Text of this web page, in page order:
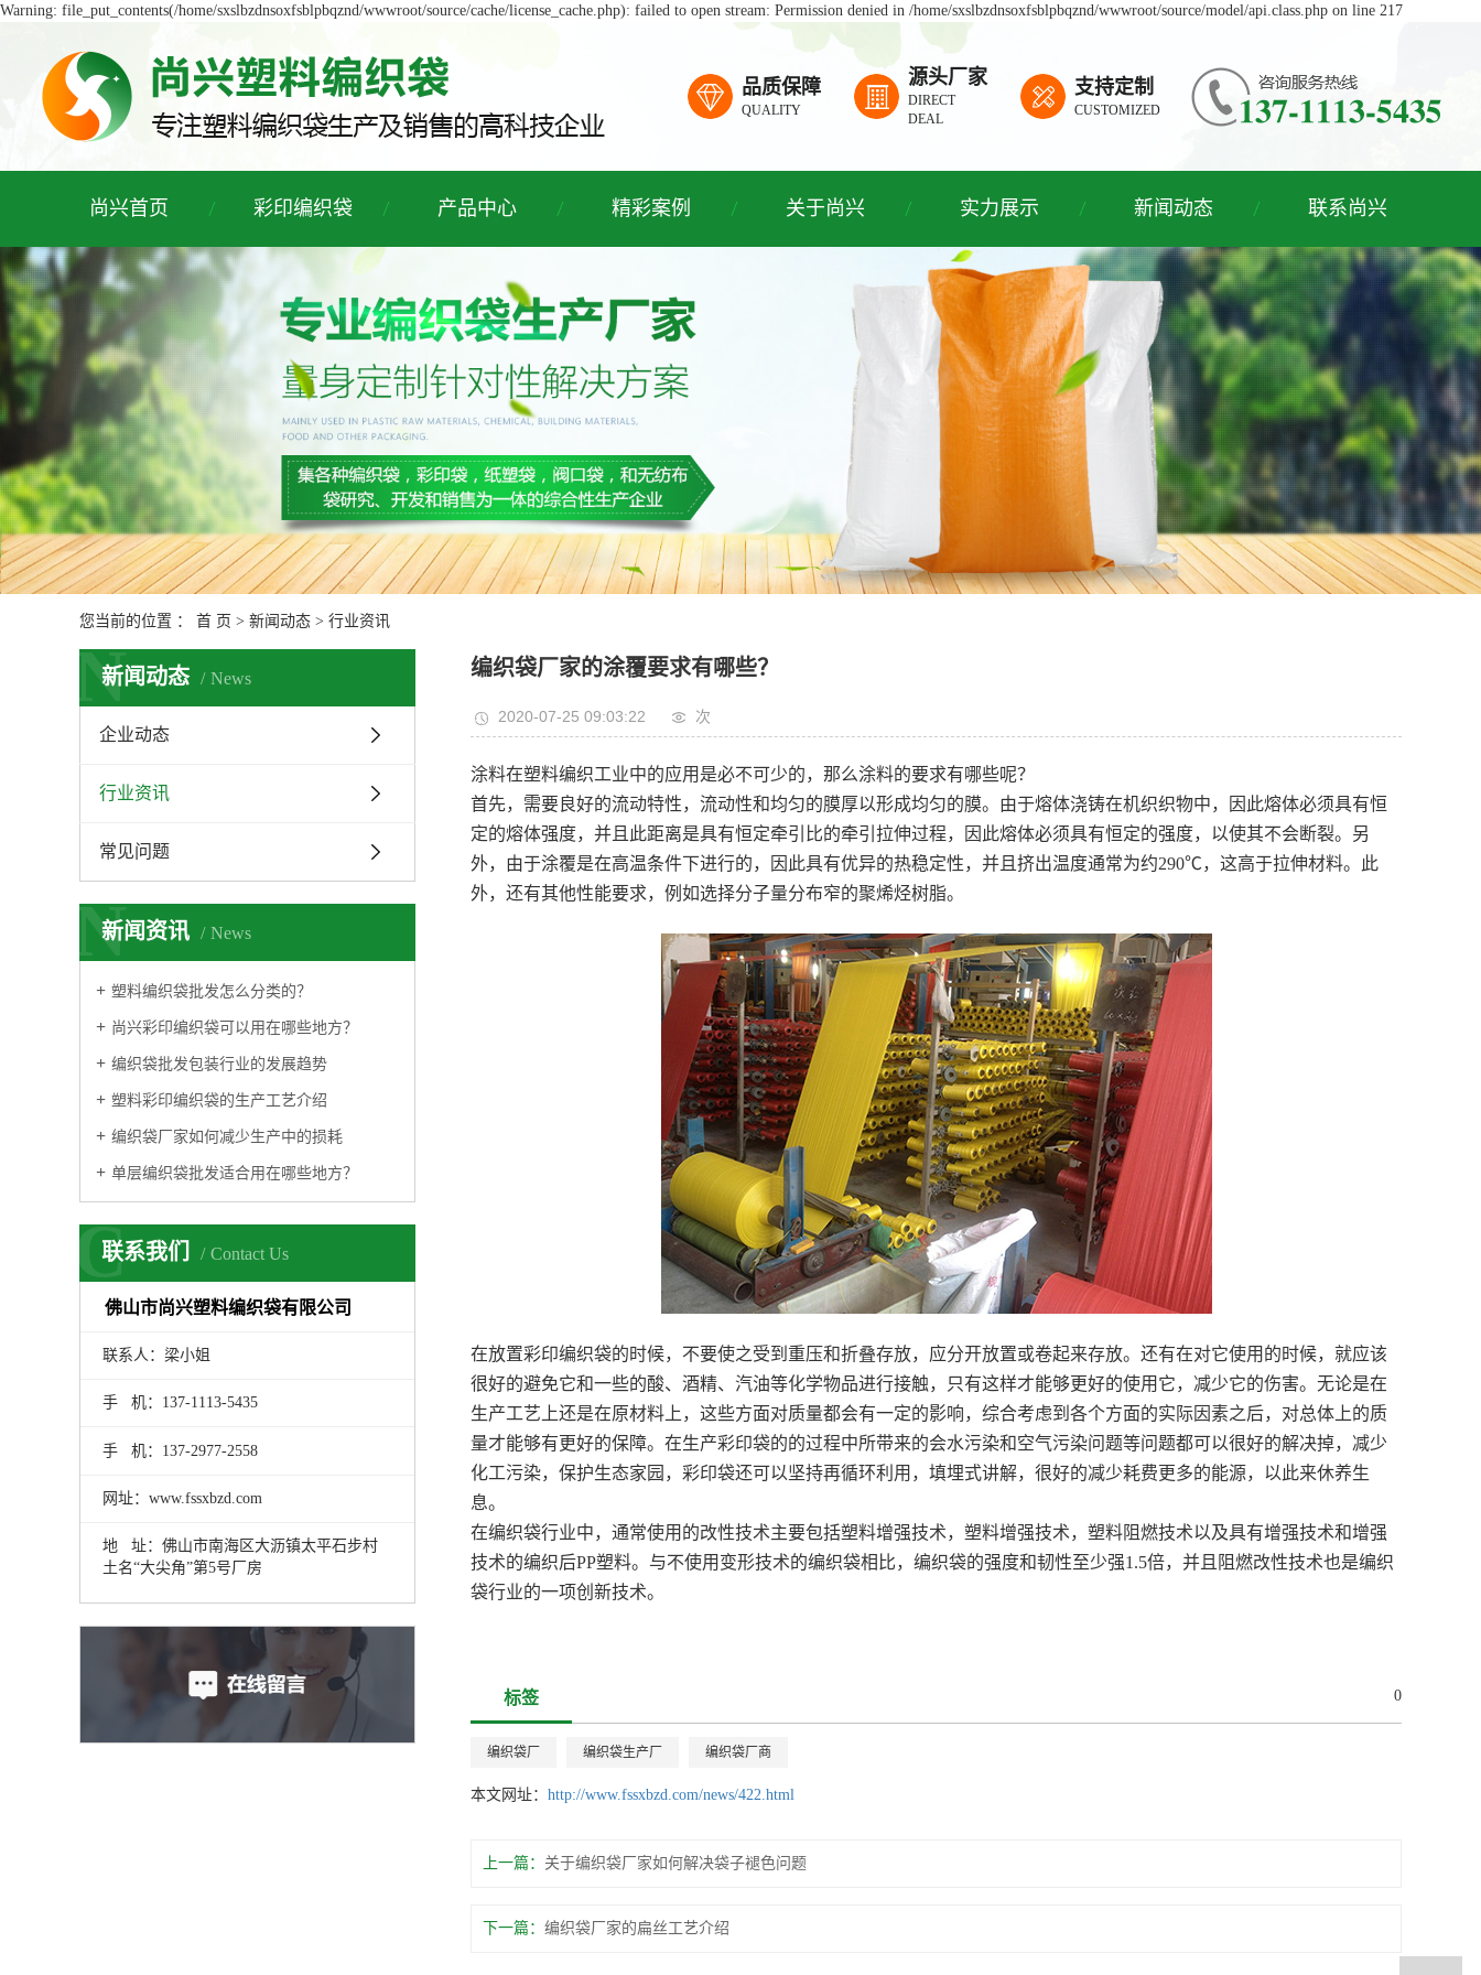
Warning: file_put_contents(/home/sxslbzdnsoxfsblpbqznd/wwwroot/source/cache/license_cache.php): failed to open stream: Permission denied in /home/sxslbzdnsoxfsblpbqznd/wwwroot/source/model/api.class.php on line 217
品质保障
QUALITY
源头厂家
DIRECT
DEAL
支持定制
CUSTOMIZED
尚兴首页 彩印编织袋 产品中心 精彩案例 关于尚兴 实力展示 新闻动态 联系尚兴
您当前的位置 ： 首 页 > 新闻动态 > 行业资讯
新闻动态 News
N
企业动态
行业资讯
常见问题
新闻资讯 News
N
塑料编织袋批发怎么分类的？
尚兴彩印编织袋可以用在哪些地方？
编织袋批发包装行业的发展趋势
塑料彩印编织袋的生产工艺介绍
编织袋厂家如何减少生产中的损耗
单层编织袋批发适合用在哪些地方？
联系我们 Contact Us
C
佛山市尚兴塑料编织袋有限公司
联系人：梁小姐
手 机：137-1113-5435
手 机：137-2977-2558
网址：www.fssxbzd.com
地 址：佛山市南海区大沥镇太平石步村
土名“大尖角”第5号厂房
编织袋厂家的涂覆要求有哪些？
2020-07-25 09:03:22 次
涂料在塑料编织工业中的应用是必不可少的，那么涂料的要求有哪些呢？
首先，需要良好的流动特性，流动性和均匀的膜厚以形成均匀的膜。由于熔体浇铸在机织织物中，因此熔体必须具有恒
定的熔体强度，并且此距离是具有恒定牵引比的牵引拉伸过程，因此熔体必须具有恒定的强度，以使其不会断裂。另
外，由于涂覆是在高温条件下进行的，因此具有优异的热稳定性，并且挤出温度通常为约290℃，这高于拉伸材料。此
外，还有其他性能要求，例如选择分子量分布窄的聚烯烃树脂。
在放置彩印编织袋的时候，不要使之受到重压和折叠存放，应分开放置或卷起来存放。还有在对它使用的时候，就应该
很好的避免它和一些的酸、酒精、汽油等化学物品进行接触，只有这样才能够更好的使用它，减少它的伤害。无论是在
生产工艺上还是在原材料上，这些方面对质量都会有一定的影响，综合考虑到各个方面的实际因素之后，对总体上的质
量才能够有更好的保障。在生产彩印袋的的过程中所带来的会水污染和空气污染问题等问题都可以很好的解决掉，减少
化工污染，保护生态家园，彩印袋还可以坚持再循环利用，填埋式讲解，很好的减少耗费更多的能源，以此来休养生
息。
在编织袋行业中，通常使用的改性技术主要包括塑料增强技术，塑料增强技术，塑料阻燃技术以及具有增强技术和增强
技术的编织后PP塑料。与不使用变形技术的编织袋相比，编织袋的强度和韧性至少强1.5倍，并且阻燃改性技术也是编织
袋行业的一项创新技术。
标签 0
编织袋厂 编织袋生产厂 编织袋厂商
本文网址： http://www.fssxbzd.com/news/422.html
上一篇： 关于编织袋厂家如何解决袋子褪色问题
下一篇： 编织袋厂家的扁丝工艺介绍